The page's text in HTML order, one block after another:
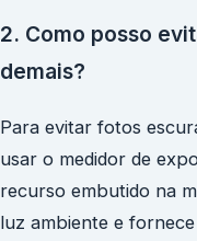
2. Como posso
demais?
Para evitar fotos
usar o medidor de
recurso embutido na
luz ambiente e